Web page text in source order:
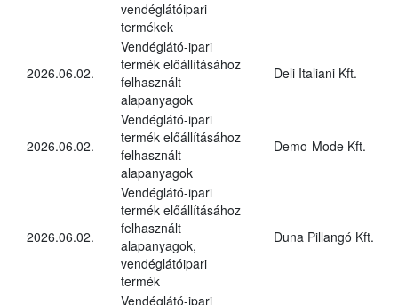
vendéglátóipari
termékek
2026.06.02.
Vendéglátó-ipari
termék előállításához
felhasznált
alapanyagok
Deli Italiani Kft.
2026.06.02.
Vendéglátó-ipari
termék előállításához
felhasznált
alapanyagok
Demo-Mode Kft.
2026.06.02.
Vendéglátó-ipari
termék előállításához
felhasznált
alapanyagok,
vendéglátóipari
termék
Duna Pillangó Kft.
Vendéglátó-ipari